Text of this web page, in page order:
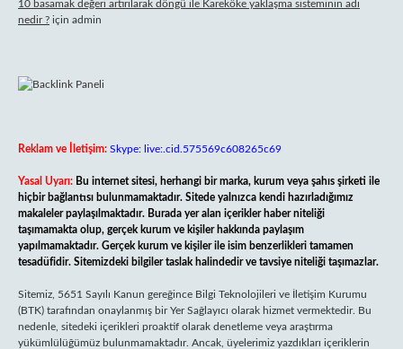
10 basamak değeri artırılarak döngü ile Kareköke yaklaşma sisteminin adı
nedir ? için admin
Reklam ve İletişim: Skype: live:.cid.575569c608265c69
Yasal Uyarı: Bu internet sitesi, herhangi bir marka, kurum veya şahıs şirketi ile
hiçbir bağlantısı bulunmamaktadır. Sitede yalnızca kendi hazırladığımız
makaleler paylaşılmaktadır. Burada yer alan içerikler haber niteliği
taşımamakta olup, gerçek kurum ve kişiler hakkında paylaşım
yapılmamaktadır. Gerçek kurum ve kişiler ile isim benzerlikleri tamamen
tesadüfidir. Sitemizdeki bilgiler taslak halindedir ve tavsiye niteliği taşımazlar.
Sitemiz, 5651 Sayılı Kanun gereğince Bilgi Teknolojileri ve İletişim Kurumu
(BTK) tarafından onaylanmış bir Yer Sağlayıcı olarak hizmet vermektedir. Bu
nedenle, sitedeki içerikleri proaktif olarak denetleme veya araştırma
yükümlülüğümüz bulunmamaktadır. Ancak, üyelerimiz yazdıkları içeriklerin